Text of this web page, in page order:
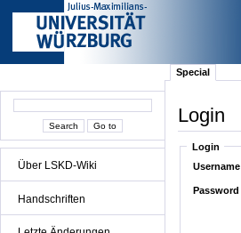
Über LSKD-Wiki
Handschriften
Special
Login
Login
Username
Password